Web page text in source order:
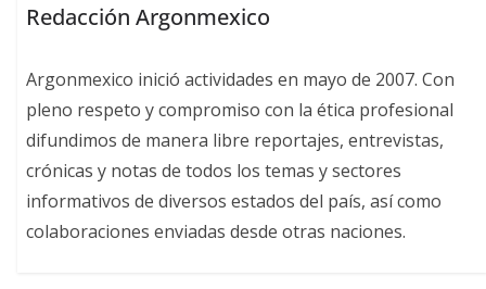
Redacción Argonmexico
Argonmexico inició actividades en mayo de 2007. Con
pleno respeto y compromiso con la ética profesional
difundimos de manera libre reportajes, entrevistas,
crónicas y notas de todos los temas y sectores
informativos de diversos estados del país, así como
colaboraciones enviadas desde otras naciones.